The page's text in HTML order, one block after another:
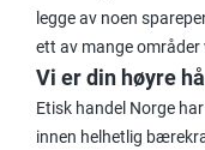
legge av noen
ett av mange områder
Vi er din høyre
Etisk handel Norge
innen helhetlig